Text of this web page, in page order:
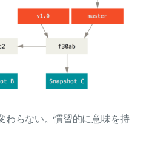
わらない。慣習的に意味を持